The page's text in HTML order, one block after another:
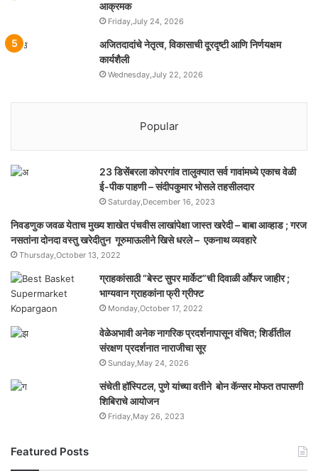
आक्रमक
Friday,July 24, 2026
अजितदादांचे नेतृत्व, विकासाची दूरदृष्टी आणि निर्णयक्षम
कार्यशैली
Wednesday,July 22, 2026
Popular
23 डिसेंबरला कोपरगांव तालुक्‍यात सर्व गावांमध्ये एकाच वेळी
ई-पीक पाहणी – संदीपकुमार भोसले तहसीलदार
Saturday,December 16, 2023
निवडणुक जवळ येताच मुख्य शाखेत पंचवीस लाखांपेक्षा जास्त खरेदी – बाबा आव्हाड ; गरज
नसतांना दोनदा वस्तु खरेदीतुन गूरुमाऊलीने खिसे धरले – एकनाथ व्यवहारे
Thursday,October 13, 2022
ग्राहकांसाठी “बेस्ट सुपर मार्केट”ची दिवाळी आॕफर जाहीर ;
भाग्यवान ग्राहकांना फ्री ग्रीफ्ट
Monday,October 17, 2022
वेळेअभावी अनेक नागरिक प्रदर्शनापासून वंचित; शिर्डीतील
संरक्षण प्रदर्शनात नाराजीचा सूर
Sunday,May 24, 2026
संचेती हॉस्पिटल, पुणे यांच्या वतीने बोन कॅन्सर मोफत तपासणी
शिबिराचे आयोजन
Friday,May 26, 2023
Featured Posts